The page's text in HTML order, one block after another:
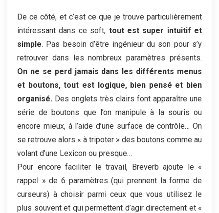
De ce côté, et c’est ce que je trouve particulièrement
intéressant dans ce soft, tout est super intuitif et
simple. Pas besoin d’être ingénieur du son pour s’y
retrouver dans les nombreux paramètres présents.
On ne se perd jamais dans les différents menus
et boutons, tout est logique, bien pensé et bien
organisé. Des onglets très clairs font apparaître une
série de boutons que l’on manipule à la souris ou
encore mieux, à l’aide d’une surface de contrôle… On
se retrouve alors « à tripoter » des boutons comme au
volant d’une Lexicon ou presque…
Pour encore faciliter le travail, Breverb ajoute le «
rappel » de 6 paramètres (qui prennent la forme de
curseurs) à choisir parmi ceux que vous utilisez le
plus souvent et qui permettent d’agir directement et «